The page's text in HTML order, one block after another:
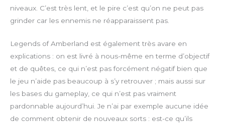
niveaux. C’est très lent, et le pire c’est qu’on ne peut pas
grinder car les ennemis ne réapparaissent pas.
Legends of Amberland est également très avare en
explications : on est livré à nous-même en terme d’objectif
et de quêtes, ce qui n’est pas forcément négatif bien que
le jeu n’aide pas beaucoup à s’y retrouver ; mais aussi sur
les bases du gameplay, ce qui n’est pas vraiment
pardonnable aujourd’hui. Je n’ai par exemple aucune idée
de comment obtenir de nouveaux sorts : est-ce qu’ils